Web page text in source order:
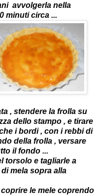
avvolgerla nella
minuti circa ...
, stendere la frolla su
dello stampo , e tirare
i bordi , con i rebbi di
della frolla , versare
il fondo ...
torsolo e tagliarle a
mela sopra alla
le mele coprendo